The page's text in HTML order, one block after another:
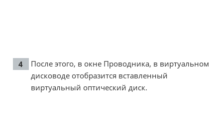
После этого, в окне Проводника, в виртуальном
дисководе отобразится вставленный
виртуальный оптический диск.